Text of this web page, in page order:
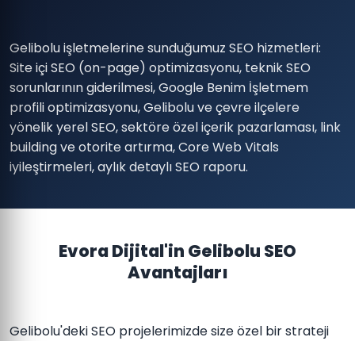
Gelibolu işletmelerine sunduğumuz SEO hizmetleri:
Site içi SEO (on-page) optimizasyonu, teknik SEO
sorunlarının giderilmesi, Google Benim İşletmem
profili optimizasyonu, Gelibolu ve çevre ilçelere
yönelik yerel SEO, sektöre özel içerik pazarlaması, link
building ve otorite artırma, Core Web Vitals
iyileştirmeleri, aylık detaylı SEO raporu.
Evora Dijital'in Gelibolu SEO
Avantajları
Gelibolu'deki SEO projelerimizde size özel bir strateji